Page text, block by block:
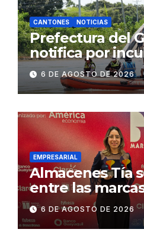
CANTONES NOTICIAS
Prefectura del
notifica por
contractual a la
Concesionaria
exige celeridad
desmontaje del
Gonzalo Icaza
Daule
6 DE AGOSTO DE 2026
EMPRESARIAL
Almacenes Tía
entre las
influyentes del
6 DE AGOSTO DE 2026